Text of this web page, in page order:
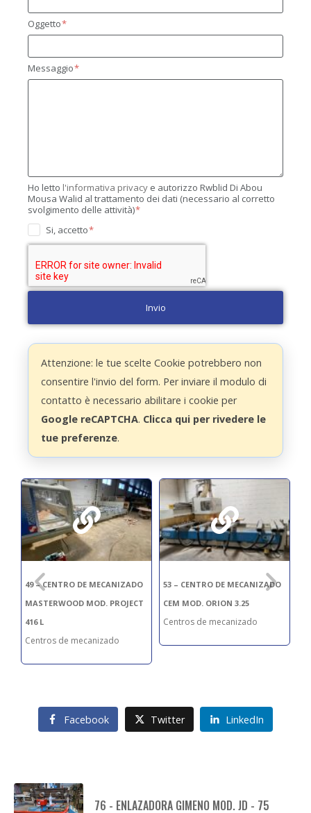
Oggetto
Messaggio
Ho letto l'informativa privacy e autorizzo Rwblid Di Abou
Mousa Walid al trattamento dei dati (necessario al corretto
svolgimento delle attività)
Si, accetto
Invio
Attenzione: le tue scelte Cookie potrebbero non
consentire l'invio del form. Per inviare il modulo di
contatto è necessario abilitare i cookie per
Google reCAPTCHA. Clicca qui per rivedere le
tue preferenze.
49 – CENTRO DE MECANIZADO
MASTERWOOD MOD. PROJECT
416 L
Centros de mecanizado
53 – CENTRO DE MECANIZADO
CEM MOD. ORION 3.25
Centros de mecanizado
Facebook Twitter LinkedIn
76 - ENLAZADORA GIMENO MOD. JD - 75